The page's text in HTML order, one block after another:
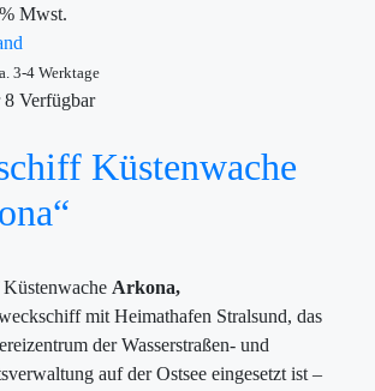
Mwst.
3-4 Werktage
8 Verfügbar
Küstenwache
Arkona,
mit Heimathafen Stralsund, das
der Wasserstraßen- und
auf der Ostsee eingesetzt ist –